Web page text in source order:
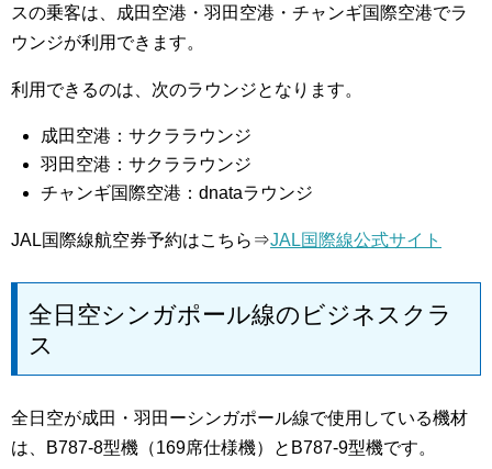
スの乗客は、成田空港・羽田空港・チャンギ国際空港でラ
ウンジが利用できます。
利用できるのは、次のラウンジとなります。
成田空港：サクララウンジ
羽田空港：サクララウンジ
チャンギ国際空港：dnataラウンジ
JAL国際線航空券予約はこちら⇒JAL国際線公式サイト
全日空シンガポール線のビジネスクラ
ス
全日空が成田・羽田ーシンガポール線で使用している機材
は、B787-8型機（169席仕様機）とB787-9型機です。